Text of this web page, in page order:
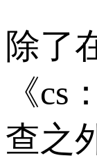
除了
《cs
查之